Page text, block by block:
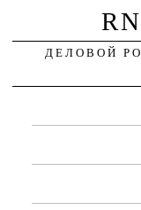
ДЕЛОВОЙ